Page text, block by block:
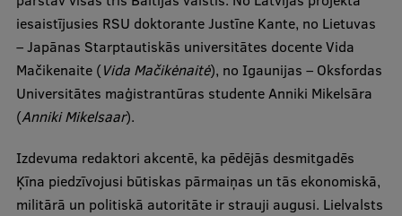
Pētniecība
Zinātniskie institūti un laboratorijas
Pētniecības datu pārvaldība
RSU zinātnes portāls
Zinātnes ietekme
iesaistījusies RSU doktorante Justīne Kante, no Lietuvas
– Japānas Starptautiskās universitātes docente Vida
Mačikenaite (Vida Mačikėnaitė), no Igaunijas – Oksfordas
Universitātes maģistrantūras studente Anniki Mikelsāra
(Anniki Mikelsaar).
Izdevuma redaktori akcentē, ka pēdējās desmitgadēs
Ķīna piedzīvojusi būtiskas pārmaiņas un tās ekonomiskā,
militārā un politiskā autoritāte ir strauji augusi. Lielvalsts